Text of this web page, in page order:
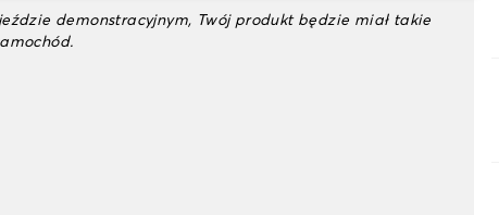
demonstracyjnym, Twój produkt będzie miał takie